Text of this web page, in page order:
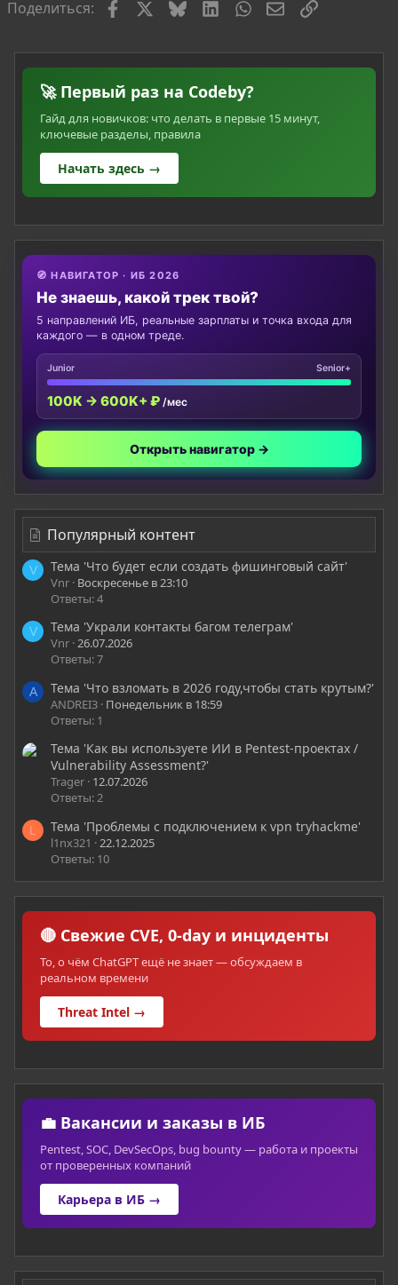
Поделиться: FacebookBlueskyLinkedInWhatsAppЭлектронная
Ссылка
🚀 Первый раз на Codeby?
Гайд для новичков: что делать в первые 15 минут,
ключевые разделы, правила
Начать здесь →
🧭 НАВИГАТОР · ИБ 2026
Не знаешь, какой трек твой?
5 направлений ИБ, реальные зарплаты и точка входа для
каждого — в одном треде.
Junior Senior+
100K → 600K+ ₽ /мес
Открыть навигатор →
Популярный контент
V Тема 'Что будет если создать фишинговый сайт'
Vnr Воскресенье в 23:10
Ответы: 4
V Тема 'Украли контакты багом телеграм'
Vnr 26.07.2026
Ответы: 7
A Тема 'Что взломать в 2026 году,чтобы стать крутым?'
ANDREI3 Понедельник в 18:59
Ответы: 1
Тема 'Как вы используете ИИ в Pentest-проектах /
Vulnerability Assessment?'
Trager 12.07.2026
Ответы: 2
L Тема 'Проблемы с подключением к vpn tryhackme'
l1nx321
22.12.2025
Ответы: 10
🔴 Свежие CVE, 0-day и инциденты
То, о чём ChatGPT ещё не знает — обсуждаем в
реальном времени
Threat Intel →
💼 Вакансии и заказы в ИБ
Pentest, SOC, DevSecOps, bug bounty — работа и проекты
от проверенных компаний
Карьера в ИБ →